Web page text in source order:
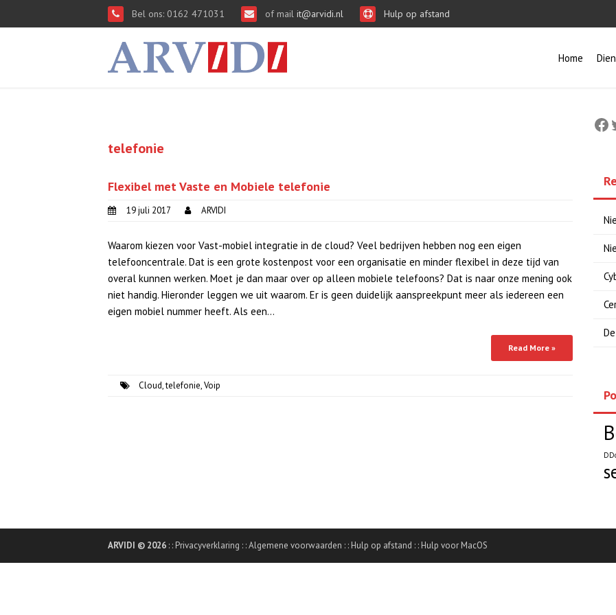
Bel ons: 0162 471031 of mail it@arvidi.nl Hulp op afstand
Home
telefonie
Flexibel met Vaste en Mobiele telefonie
19 juli 2017 ARVIDI
Waarom kiezen voor Vast-mobiel integratie in de cloud? Veel bedrijven hebben nog een eigen
telefooncentrale. Dat is een grote kostenpost voor een organisatie en minder flexibel in deze tijd van
overal kunnen werken. Moet je dan maar over op alleen mobiele telefoons? Dat is naar onze mening ook
niet handig. Hieronder leggen we uit waarom. Er is geen duidelijk aanspreekpunt meer als iedereen een
eigen mobiel nummer heeft. Als een…
Read More »
Cloud,telefonie,Voip
ARVIDI © 2026 : : Privacyverklaring : :Algemene voorwaarden : : Hulp op afstand : : Hulp voor MacOS